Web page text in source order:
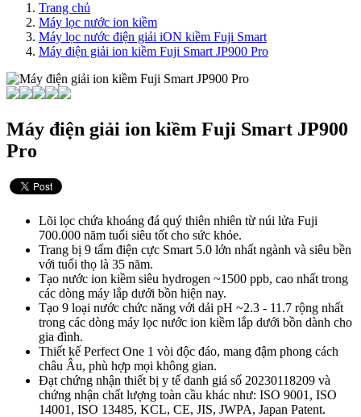
Trang chủ
Máy lọc nước ion kiềm
Máy lọc nước điện giải iON kiềm Fuji Smart
Máy điện giải ion kiềm Fuji Smart JP900 Pro
Máy điện giải ion kiềm Fuji Smart JP900
Pro
Lõi lọc chứa khoáng đá quý thiên nhiên từ núi lửa Fuji
700.000 năm tuổi siêu tốt cho sức khỏe.
Trang bị 9 tấm điện cực Smart 5.0 lớn nhất ngành và siêu bền
với tuổi thọ là 35 năm.
Tạo nước ion kiềm siêu hydrogen ~1500 ppb, cao nhất trong
các dòng máy lắp dưới bồn hiện nay.
Tạo 9 loại nước chức năng với dải pH ~2.3 - 11.7 rộng nhất
trong các dòng máy lọc nước ion kiềm lắp dưới bồn dành cho
gia đình.
Thiết kế Perfect One 1 vòi độc đáo, mang đậm phong cách
châu Âu, phù hợp mọi không gian.
Đạt chứng nhận thiết bị y tế danh giá số 20230118209 và
chứng nhận chất lượng toàn cầu khác như: ISO 9001, ISO
14001, ISO 13485, KCL, CE, JIS, JWPA, Japan Patent.